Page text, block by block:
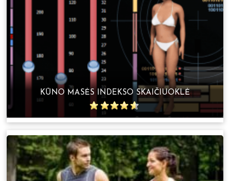
KŪNO MASĖS INDEKSO SKAIČIUOKLĖ